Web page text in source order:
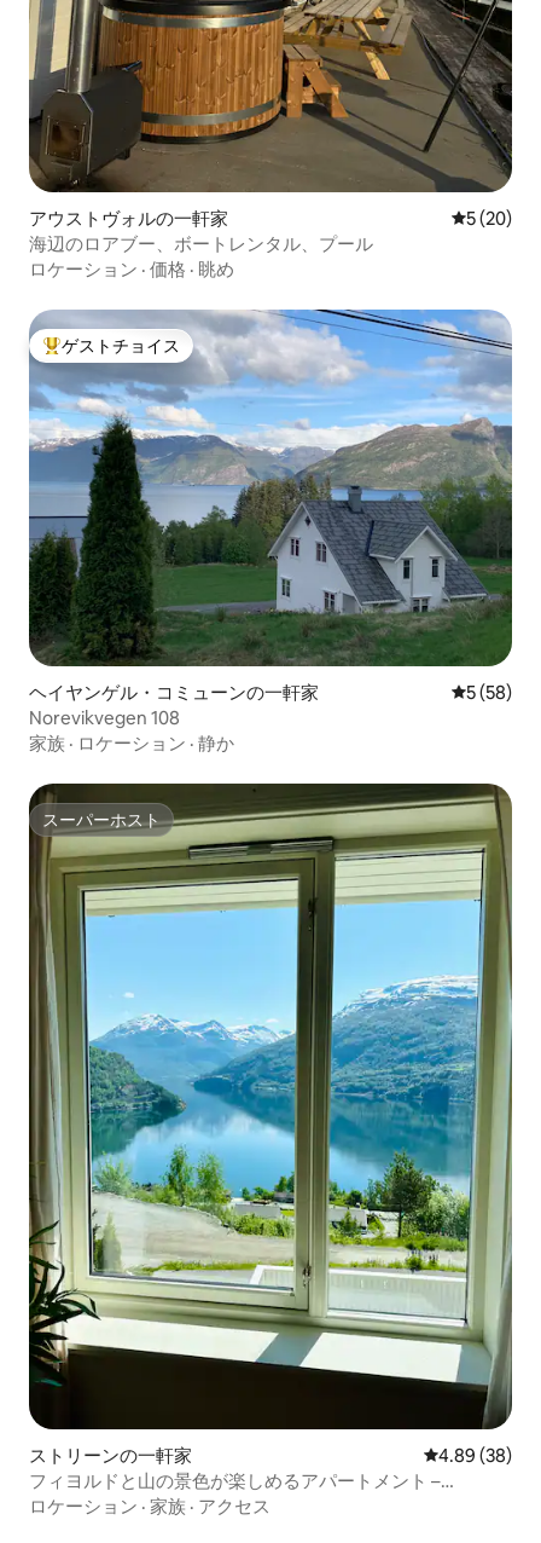
アウストヴォルの一軒家 レビュー
5 (20)
海辺のロアブー、ボートレンタル、プール
ロケーション · 価格 · 眺め
大好評のゲストチョイスです。
ゲストチョイス
ヘイヤンゲル・コミューンの一軒家 レビュー
5 (58)
Norevikvegen 108
家族 · ロケーション · 静か
スーパーホスト
スーパーホスト
ストリーンの一軒家 レビュー38
4.89 (38)
フィヨルドと山の景色が楽しめるアパートメント –
Loen/Strynの近く
ロケーション · 家族 · アクセス